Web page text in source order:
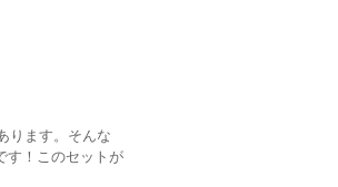
ります。そんな
す！このセットが